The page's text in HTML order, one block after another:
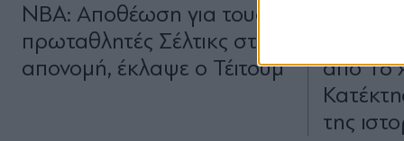
NBA: Αποθέωση για τους
πρωταθλητές Σέλτικς στην
απονομή, έκλαψε ο Τέιτουμ
από 16
της